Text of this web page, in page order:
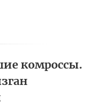
комроссы.